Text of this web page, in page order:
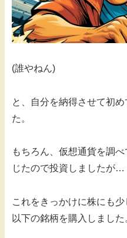
(誰やねん)
と、自分を納得させて初
た。
もちろん、仮想通貨を調
じたので投資しましたが…
これをきっかけに株にも
以下の銘柄を購入しました